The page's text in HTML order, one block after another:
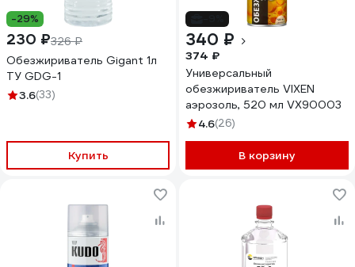
-29%
230 ₽326 ₽
Обезжириватель Gigant 1л
ТУ GDG-1
3.6(33)
Купить
340 ₽
374 ₽
Универсальный
обезжириватель VIXEN
аэрозоль, 520 мл VX90003
4.6(26)
В корзину